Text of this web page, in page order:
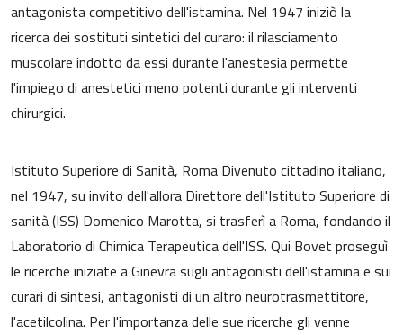
antagonista competitivo dell'istamina. Nel 1947 iniziò la
ricerca dei sostituti sintetici del curaro: il rilasciamento
muscolare indotto da essi durante l'anestesia permette
l'impiego di anestetici meno potenti durante gli interventi
chirurgici.
Istituto Superiore di Sanità, Roma Divenuto cittadino italiano,
nel 1947, su invito dell'allora Direttore dell'Istituto Superiore di
sanità (ISS) Domenico Marotta, si trasferì a Roma, fondando il
Laboratorio di Chimica Terapeutica dell'ISS. Qui Bovet proseguì
le ricerche iniziate a Ginevra sugli antagonisti dell'istamina e sui
curari di sintesi, antagonisti di un altro neurotrasmettitore,
l'acetilcolina. Per l'importanza delle sue ricerche gli venne